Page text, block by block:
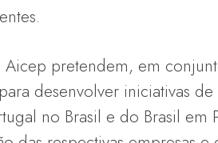
Aicep pretendem, em
desenvolver iniciativas de
no Brasil e do Brasil